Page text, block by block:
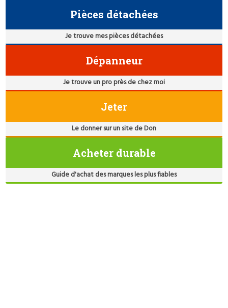
Pièces détachées
Je trouve mes pièces détachées
Dépanneur
Je trouve un pro près de chez moi
Jeter
Le donner sur un site de Don
Acheter durable
Guide d'achat des marques les plus fiables